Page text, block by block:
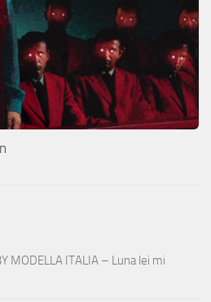
MODELLA ITALIA – Luna lei mi